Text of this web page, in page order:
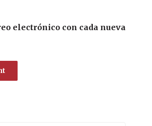
electrónico con cada nueva